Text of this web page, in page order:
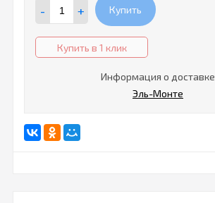
- + Купить
Купить в 1 клик
Информация о доставке
Эль-Монте